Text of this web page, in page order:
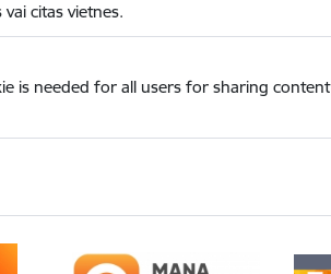
vai citas vietnes.
is needed for all users for sharing content